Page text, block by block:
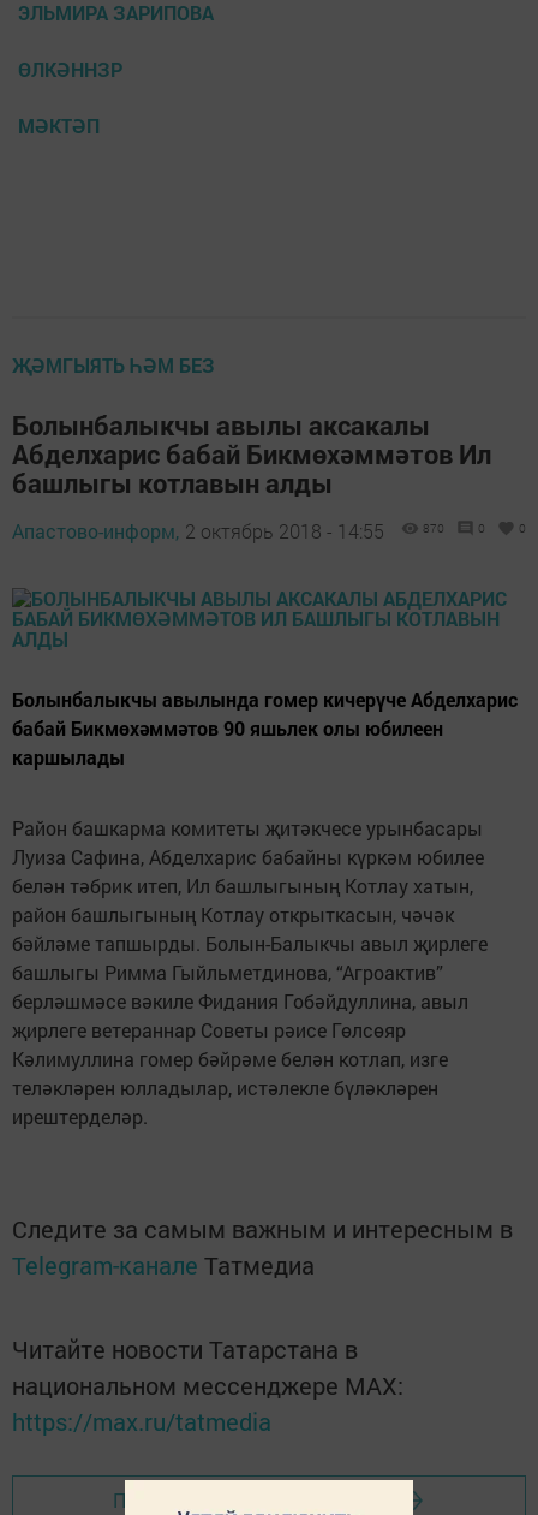
ЭЛЬМИРА ЗАРИПОВА
ӨЛКӘННЗР
МӘКТӘП
ҖӘМГЫЯТЬ ҺӘМ БЕЗ
Болынбалыкчы авылы аксакалы
Абделхарис бабай Бикмөхәммәтов Ил
башлыгы котлавын алды
Апастово-информ, 2 октябрь 2018 - 14:55 870 0 0
Болынбалыкчы авылында гомер кичерүче Абделхарис
бабай Бикмөхәммәтов 90 яшьлек олы юбилеен
каршылады
Район башкарма комитеты җитәкчесе урынбасары
Луиза Сафина, Абделхарис бабайны күркәм юбилее
белән тәбрик итеп, Ил башлыгының Котлау хатын,
район башлыгының Котлау открыткасын, чәчәк
бәйләме тапшырды. Болын-Балыкчы авыл җирлеге
башлыгы Римма Гыйльметдинова, “Агроактив”
берләшмәсе вәкиле Фидания Гобәйдуллина, авыл
җирлеге ветераннар Советы рәисе Гөлсөяр
Кәлимуллина гомер бәйрәме белән котлап, изге
теләкләрен юлладылар, истәлекле бүләкләрен
ирештерделәр.
Следите за самым важным и интересным в
Telegram-канале Татмедиа
Читайте новости Татарстана в
национальном мессенджере MАХ:
https://max.ru/tatmedia
Перейти на страницу новости